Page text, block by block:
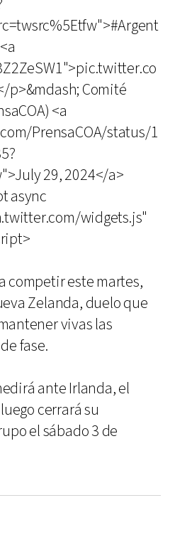
p>&mdash; Comité
<a
PrensaCOA/status/1
29, 2024</a>
async
widgets.js"
competir este martes,
Zelanda, duelo que
vivas las
fase.
ante Irlanda, el
cerrará su
el sábado 3 de